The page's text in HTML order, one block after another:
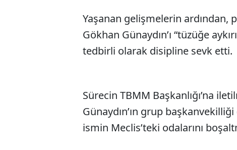
Yaşanan gelişmelerin ardından,
Gökhan Günaydın’ı “tüzüğe
tedbirli olarak disipline sevk etti.
Sürecin TBMM Başkanlığı’na
Günaydın’ın grup
ismin Meclis’teki odalarını